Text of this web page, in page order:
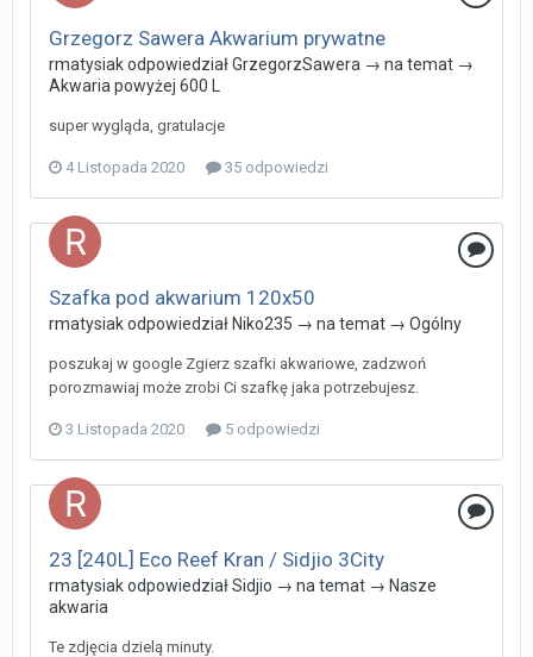
Grzegorz Sawera Akwarium prywatne
rmatysiakodpowiedziałGrzegorzSawera → na temat →
Akwaria powyżej 600 L
super wygląda, gratulacje
4 Listopada 2020 35 odpowiedzi
Szafka pod akwarium 120x50
rmatysiakodpowiedziałNiko235 → na temat → Ogólny
poszukaj w google Zgierz szafki akwariowe, zadzwoń
porozmawiaj może zrobi Ci szafkę jaka potrzebujesz.
3 Listopada 2020 5 odpowiedzi
23 [240L] Eco Reef Kran / Sidjio 3City
rmatysiakodpowiedziałSidjio → na temat → Nasze
akwaria
Te zdjęcia dzielą minuty.